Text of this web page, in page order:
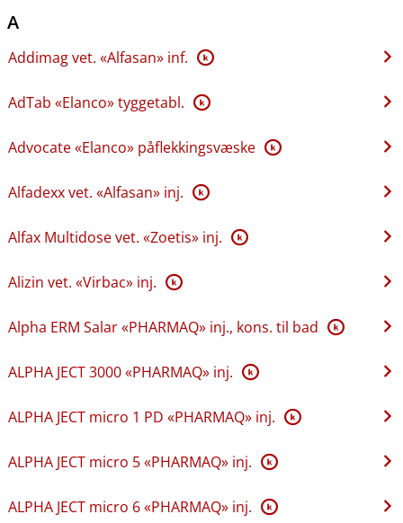
A
Addimag vet. «Alfasan» inf. K
AdTab «Elanco» tyggetabl. K
Advocate «Elanco» påflekkingsvæske K
Alfadexx vet. «Alfasan» inj. K
Alfax Multidose vet. «Zoetis» inj. K
Alizin vet. «Virbac» inj. K
Alpha ERM Salar «PHARMAQ» inj., kons. til bad K
ALPHA JECT 3000 «PHARMAQ» inj. K
ALPHA JECT micro 1 PD «PHARMAQ» inj. K
ALPHA JECT micro 5 «PHARMAQ» inj. K
ALPHA JECT micro 6 «PHARMAQ» inj. K